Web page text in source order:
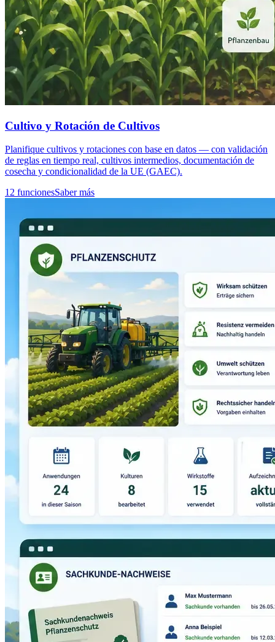
Cultivo y Rotación de Cultivos
Planifique cultivos y rotaciones con base en datos — con validación
de reglas en tiempo real, cultivos intermedios, documentación de
cosecha y condicionalidad de la UE (GAEC).
12 funcionesSaber más